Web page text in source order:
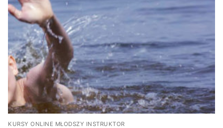
KURSY ONLINE MŁODSZY INSTRUKTOR